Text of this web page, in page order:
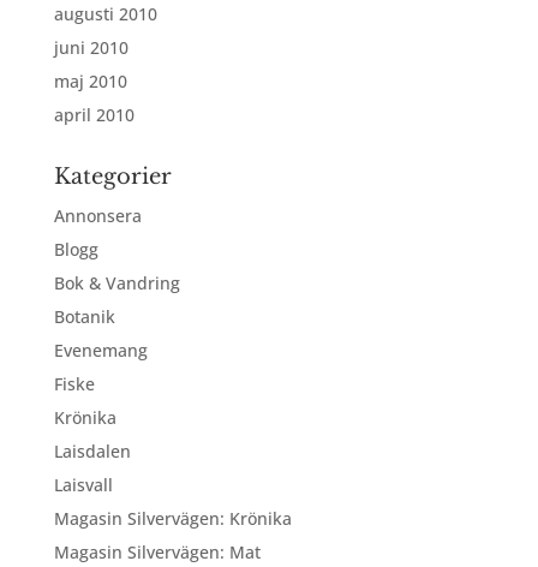
augusti 2010
juni 2010
maj 2010
april 2010
Kategorier
Annonsera
Blogg
Bok & Vandring
Botanik
Evenemang
Fiske
Krönika
Laisdalen
Laisvall
Magasin Silvervägen: Krönika
Magasin Silvervägen: Mat